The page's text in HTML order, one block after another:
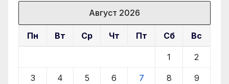
Август 2026
Пн Вт Ср Чт Пт Сб Вс
1 2
3 4 5 6 7 8 9